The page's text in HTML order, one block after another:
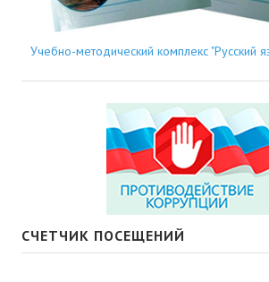
Учебно-методический комплекс "Русский
СЧЕТЧИК ПОСЕЩЕНИЙ